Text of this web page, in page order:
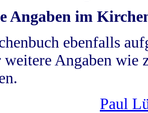
Angaben im
ebenfalls
weitere Angaben wie
Paul